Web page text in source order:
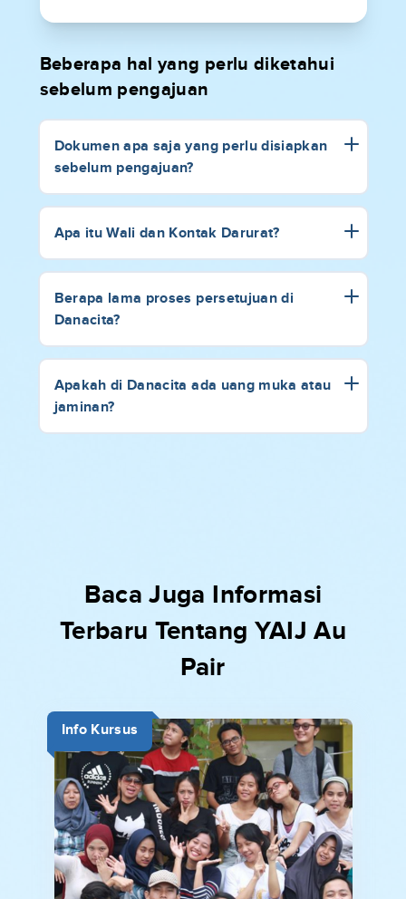
Beberapa hal yang perlu diketahui
sebelum pengajuan
Dokumen apa saja yang perlu disiapkan
sebelum pengajuan?
Apa itu Wali dan Kontak Darurat?
Berapa lama proses persetujuan di
Danacita?
Apakah di Danacita ada uang muka atau
jaminan?
Baca Juga Informasi
Terbaru Tentang YAIJ Au
Pair
Info Kursus